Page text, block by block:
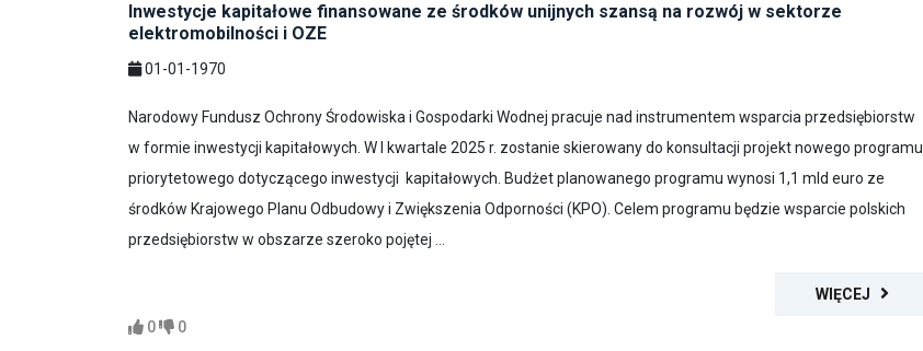
Inwestycje kapitałowe finansowane ze środków unijnych szansą na rozwój w sektorze
elektromobilności i OZE
01-01-1970
Narodowy Fundusz Ochrony Środowiska i Gospodarki Wodnej pracuje nad instrumentem wsparcia przedsiębiorstw
w formie inwestycji kapitałowych. W I kwartale 2025 r. zostanie skierowany do konsultacji projekt nowego programu
priorytetowego dotyczącego inwestycji kapitałowych. Budżet planowanego programu wynosi 1,1 mld euro ze
środków Krajowego Planu Odbudowy i Zwiększenia Odporności (KPO). Celem programu będzie wsparcie polskich
przedsiębiorstw w obszarze szeroko pojętej ...
WIĘCEJ
0
0